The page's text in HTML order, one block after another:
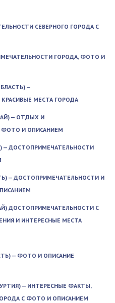
СЕВЕРНОГО ГОРОДА С
ГОРОДА, ФОТО И
—
МЕСТА ГОРОДА
— ОТДЫХ И
И ОПИСАНИЕМ
— ДОСТОПРИМЕЧАТЕЛЬНОСТИ
— ДОСТОПРИМЕЧАТЕЛЬНОСТИ И
ДОСТОПРИМЕЧАТЕЛЬНОСТИ С
И ИНТЕРЕСНЫЕ МЕСТА
— ФОТО И ОПИСАНИЕ
— ИНТЕРЕСНЫЕ ФАКТЫ,
С ФОТО И ОПИСАНИЕМ